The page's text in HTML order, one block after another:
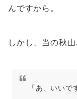
んですから。
しかし、当の秋
「あ、いいで